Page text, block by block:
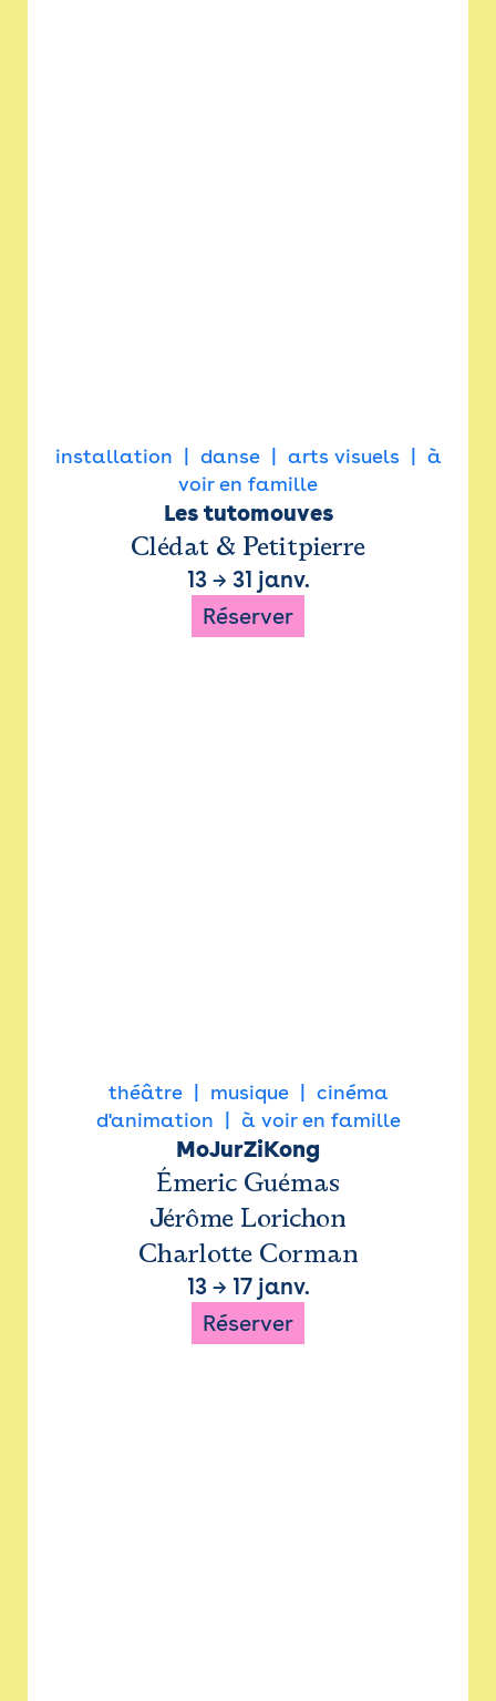
installation danse arts visuels
à
voir en famille
Les tutomouves
Clédat & Petitpierre
13→ 31 janv.
Réserver
théâtre musique
cinéma
d'animation
à voir en famille
MoJurZiKong
Émeric Guémas
Jérôme Lorichon
Charlotte Corman
13→ 17 janv.
Réserver